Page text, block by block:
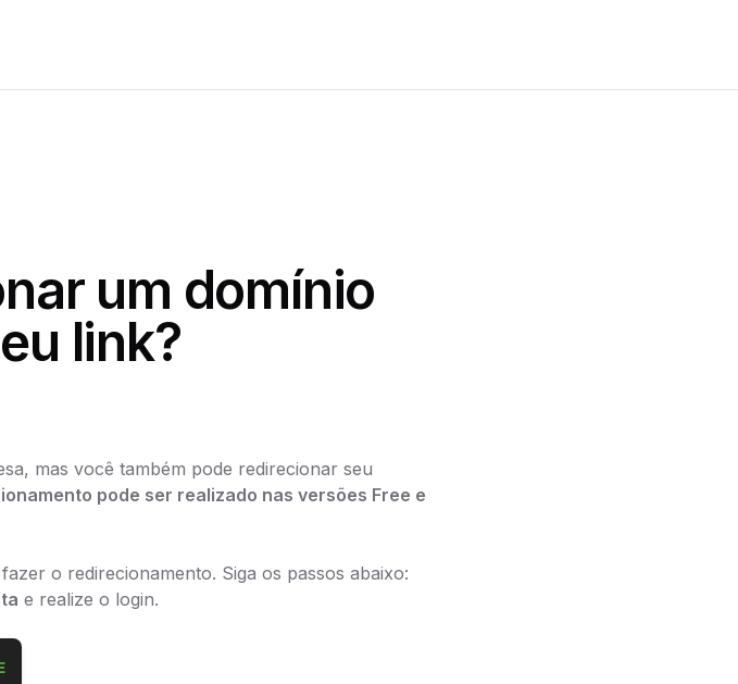
um domínio
link?
mas você também pode redirecionar seu
pode ser realizado nas versões Free e
o redirecionamento. Siga os passos abaixo:
e realize o login.